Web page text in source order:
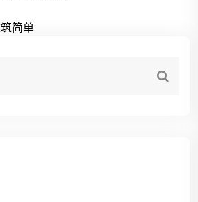
简单